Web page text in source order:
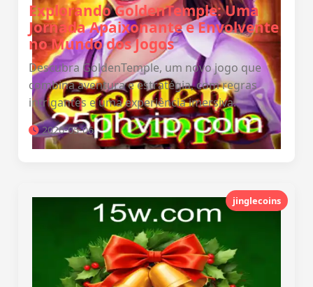
Explorando GoldenTemple: Uma
Jornada Apaixonante e Envolvente
no Mundo dos Jogos
Descubra GoldenTemple, um novo jogo que
combina aventura e estratégia, com regras
intrigantes e uma experiência imersiva.
2026-05-06
jinglecoins